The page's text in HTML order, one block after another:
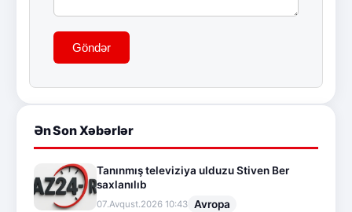
Göndər
Ən Son Xəbərlər
Tanınmış televiziya ulduzu Stiven Ber
saxlanılıb
07.Avqust.2026 10:43 Avropa